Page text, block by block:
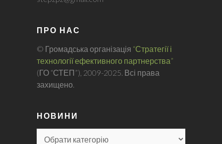
ПРО НАС
© Громадська організація “Стратегії і
технології ефективного партнерства”
(ГО “СТЕП”), 2009-2025. Всі права
захищено.
НОВИНИ